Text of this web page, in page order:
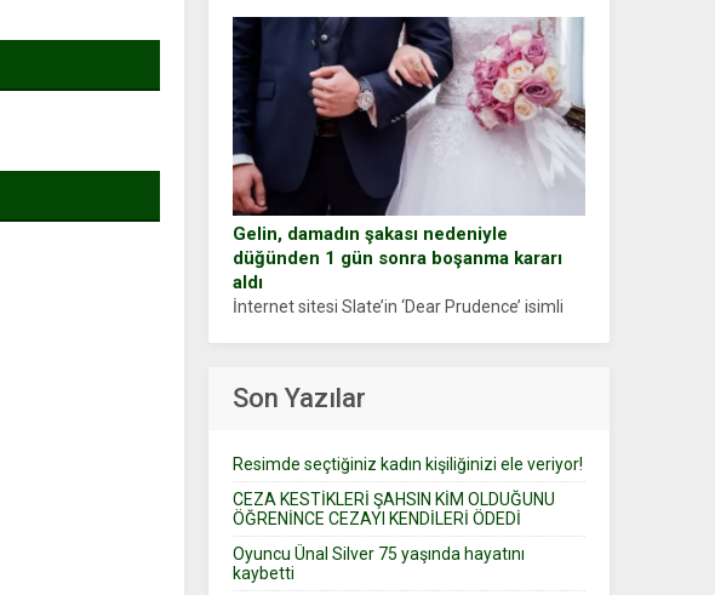
Gelin, damadın şakası nedeniyle
düğünden 1 gün sonra boşanma kararı
aldı
İnternet sitesi Slate’in ‘Dear Prudence’ isimli
Son Yazılar
Resimde seçtiğiniz kadın kişiliğinizi ele veriyor!
CEZA KESTİKLERİ ŞAHSIN KİM OLDUĞUNU
ÖĞRENİNCE CEZAYI KENDİLERİ ÖDEDİ
Oyuncu Ünal Silver 75 yaşında hayatını
kaybetti